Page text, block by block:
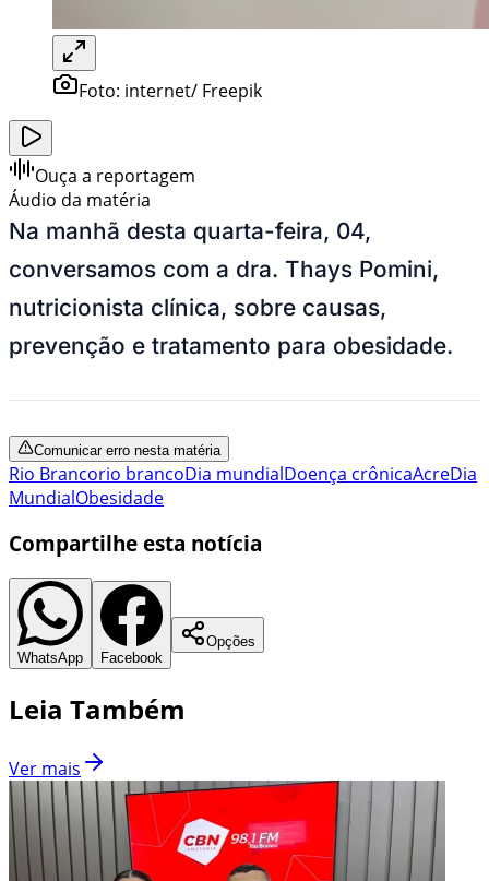
Foto: internet/ Freepik
Ouça a reportagem
Áudio da matéria
Na manhã desta quarta-feira, 04,
conversamos com a dra. Thays Pomini,
nutricionista clínica, sobre causas,
prevenção e tratamento para obesidade.
Comunicar erro nesta matéria
Rio Brancorio brancoDia mundialDoença crônicaAcreDia
MundialObesidade
Compartilhe esta notícia
WhatsApp Facebook
Opções
Leia Também
Ver mais